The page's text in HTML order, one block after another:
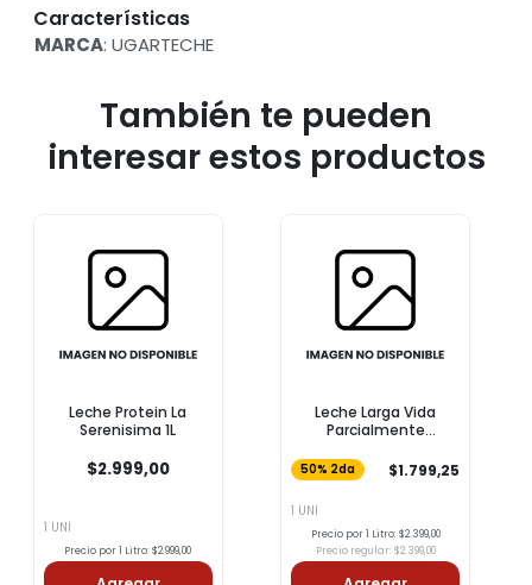
Características
MARCA: UGARTECHE
También te pueden
interesar estos productos
Leche Protein La
Serenisima 1L
$2.999,00
1 UNI
Precio por 1 Litro: $2.999,00
Leche Larga Vida
Parcialmente
50% 2da $1.799,25
1 UNI
Precio por 1 Litro: $2.399,00
Precio regular: $2.399,00